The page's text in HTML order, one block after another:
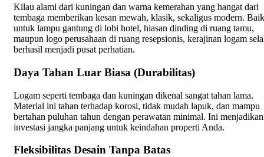
Kilau alami dari kuningan dan warna kemerahan yang hangat dari
tembaga memberikan kesan mewah, klasik, sekaligus modern. Baik
untuk lampu gantung di lobi hotel, hiasan dinding di ruang tamu,
maupun logo perusahaan di ruang resepsionis, kerajinan logam
berhasil menjadi pusat perhatian.
Daya Tahan Luar Biasa (Durabilitas)
Logam seperti tembaga dan kuningan dikenal sangat tahan lama.
Material ini tahan terhadap korosi, tidak mudah lapuk, dan mampu
bertahan puluhan tahun dengan perawatan minimal. Ini
investasi jangka panjang untuk keindahan properti Anda.
Fleksibilitas Desain Tanpa Batas